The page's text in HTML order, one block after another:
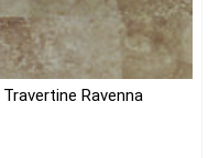
Ravenna